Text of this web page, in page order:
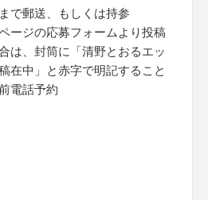
で郵送、もしくは持参
ージの応募フォームより投稿
は、封筒に「清野とおるエッ
在中」と赤字で明記すること
電話予約